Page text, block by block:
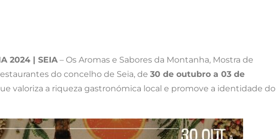
2024 | SEIA – Os Aromas e Sabores da Montanha, Mostra de
do concelho de Seia, de 30 de outubro a 03 de
valoriza a riqueza gastronómica local e promove a identidade do